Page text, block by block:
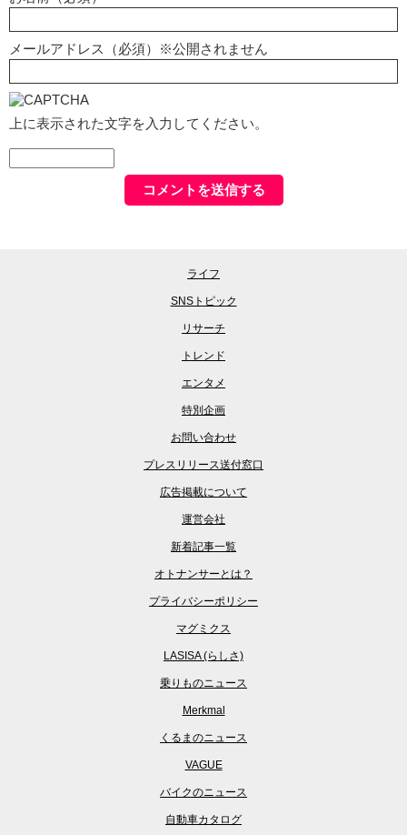
メールアドレス（必須）※公開されません
上に表示された文字を入力してください。
ライフ
SNSトピック
リサーチ
トレンド
エンタメ
特別企画
お問い合わせ
プレスリリース送付窓口
広告掲載について
運営会社
新着記事一覧
オトナンサーとは？
プライバシーポリシー
マグミクス
LASISA (らしさ)
乗りものニュース
Merkmal
くるまのニュース
VAGUE
バイクのニュース
自動車カタログ